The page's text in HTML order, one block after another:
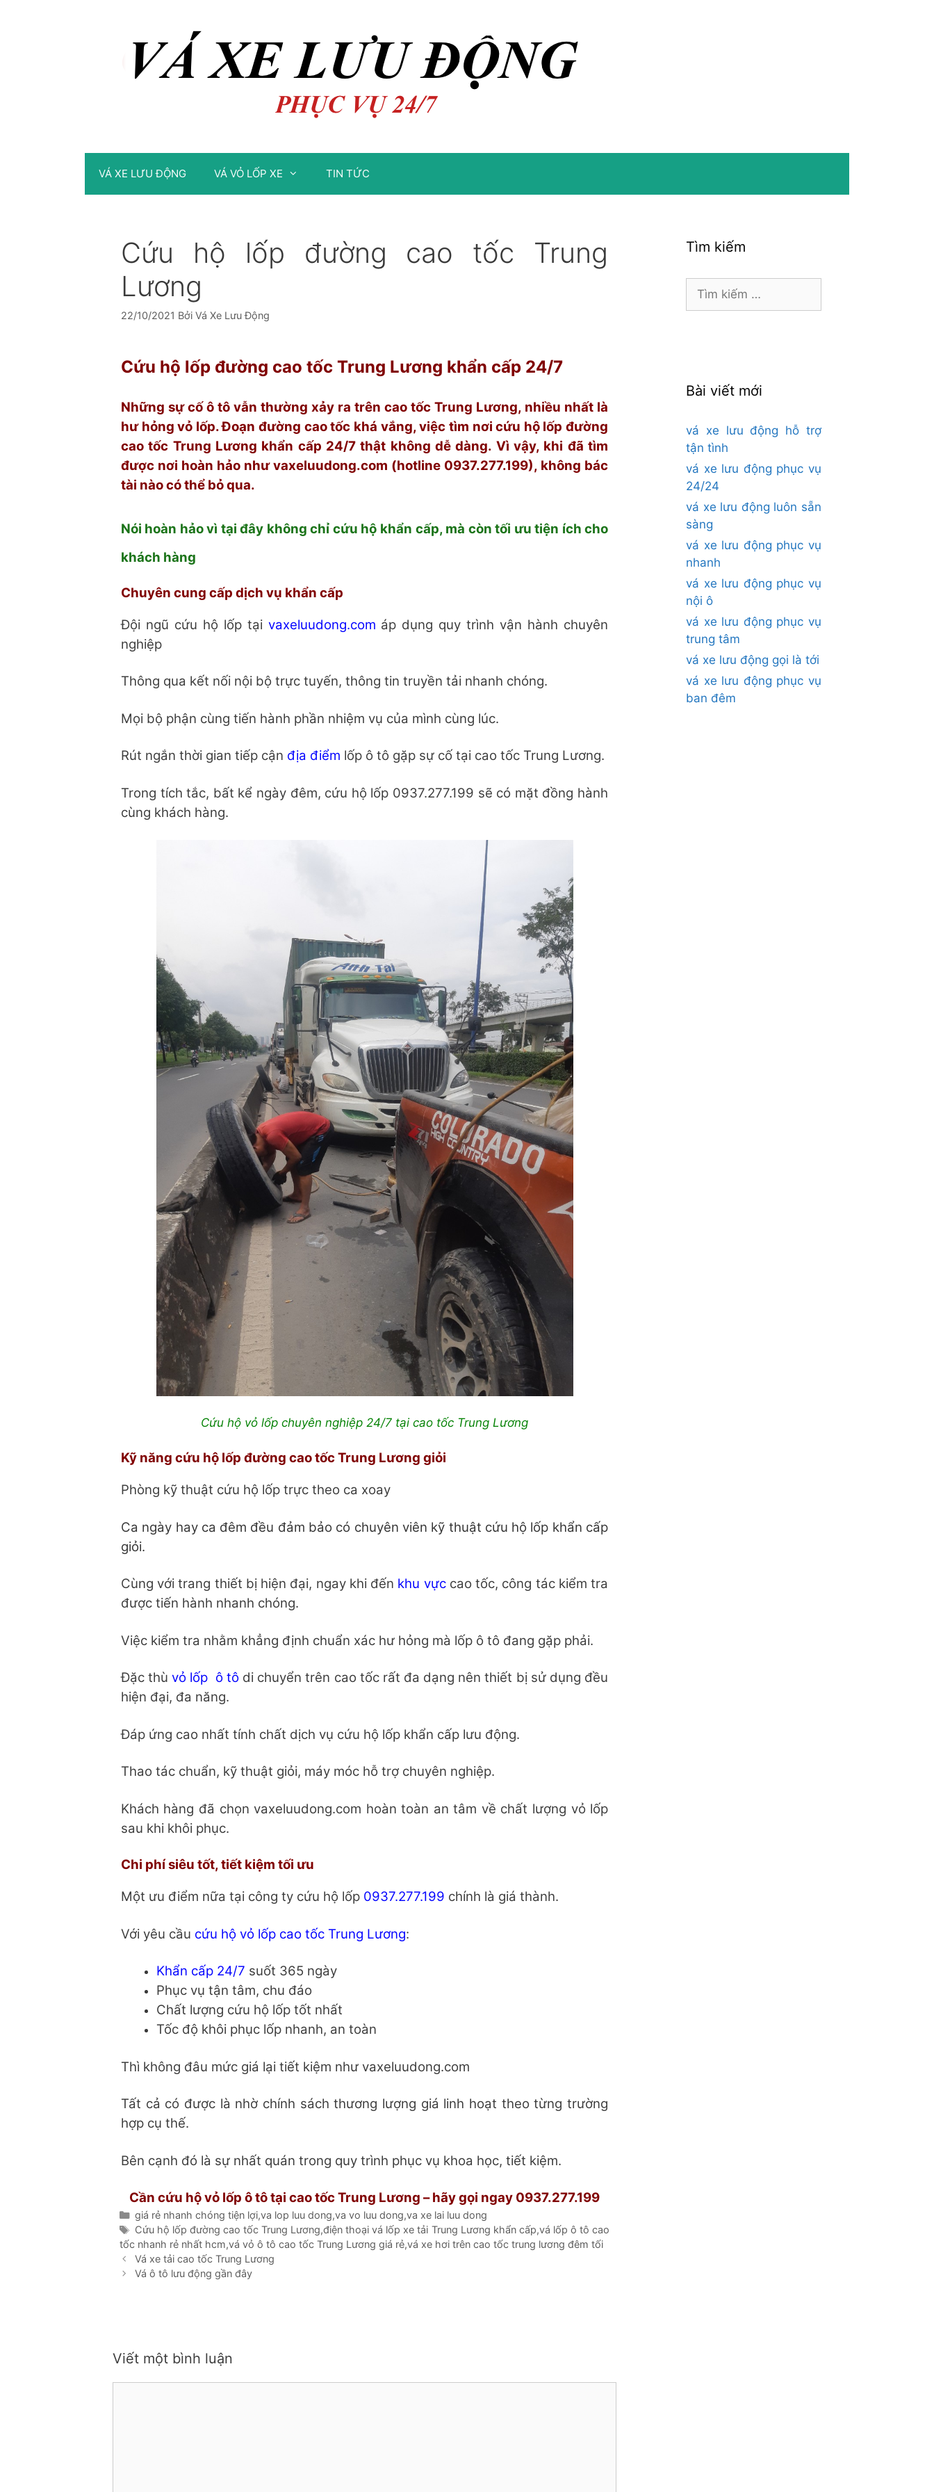
VÁ XE LƯU ĐỘNG VÁ VỎ LỐP XE TIN TỨC
Cứu hộ lốp đường cao tốc Trung
Lương
22/10/2021 Bởi Vá Xe Lưu Động
Cứu hộ lốp đường cao tốc Trung Lương khẩn cấp 24/7
Những sự cố ô tô vẫn thường xảy ra trên cao tốc Trung Lương, nhiều nhất là
hư hỏng vỏ lốp. Đoạn đường cao tốc khá vắng, việc tìm nơi cứu hộ lốp đường
cao tốc Trung Lương khẩn cấp 24/7 thật không dễ dàng. Vì vậy, khi đã tìm
được nơi hoàn hảo như vaxeluudong.com (hotline 0937.277.199), không bác
tài nào có thể bỏ qua.
Nói hoàn hảo vì tại đây không chỉ cứu hộ khẩn cấp, mà còn tối ưu tiện ích cho
khách hàng
Chuyên cung cấp dịch vụ khẩn cấp
Đội ngũ cứu hộ lốp tại vaxeluudong.com áp dụng quy trình vận hành chuyên
nghiệp
Thông qua kết nối nội bộ trực tuyến, thông tin truyền tải nhanh chóng.
Mọi bộ phận cùng tiến hành phần nhiệm vụ của mình cùng lúc.
Rút ngắn thời gian tiếp cận địa điểm lốp ô tô gặp sự cố tại cao tốc Trung Lương.
Trong tích tắc, bất kể ngày đêm, cứu hộ lốp 0937.277.199 sẽ có mặt đồng hành
cùng khách hàng.
Cứu hộ vỏ lốp chuyên nghiệp 24/7 tại cao tốc Trung Lương
Kỹ năng cứu hộ lốp đường cao tốc Trung Lương giỏi
Phòng kỹ thuật cứu hộ lốp trực theo ca xoay
Ca ngày hay ca đêm đều đảm bảo có chuyên viên kỹ thuật cứu hộ lốp khẩn cấp
giỏi.
Cùng với trang thiết bị hiện đại, ngay khi đến khu vựccao tốc, công tác kiểm tra
được tiến hành nhanh chóng.
Việc kiểm tra nhằm khẳng định chuẩn xác hư hỏng mà lốp ô tô đang gặp phải.
Đặc thùvỏ lốp ô tôdi chuyển trên cao tốc rất đa dạng nên thiết bị sử dụng đều
hiện đại, đa năng.
Đáp ứng cao nhất tính chất dịch vụ cứu hộ lốp khẩn cấp lưu động.
Thao tác chuẩn, kỹ thuật giỏi, máy móc hỗ trợ chuyên nghiệp.
Khách hàng đã chọn vaxeluudong.com hoàn toàn an tâm về chất lượng vỏ lốp
sau khi khôi phục.
Chi phí siêu tốt, tiết kiệm tối ưu
Một ưu điểm nữa tại công ty cứu hộ lốp 0937.277.199 chính là giá thành.
Với yêu cầu cứu hộ vỏ lốp cao tốc Trung Lương:
Khẩn cấp 24/7 suốt 365 ngày
Phục vụ tận tâm, chu đáo
Chất lượng cứu hộ lốp tốt nhất
Tốc độ khôi phục lốp nhanh, an toàn
Thì không đâu mức giá lại tiết kiệm như vaxeluudong.com
Tất cả có được là nhờ chính sách thương lượng giá linh hoạt theo từng trường
hợp cụ thế.
Bên cạnh đó là sự nhất quán trong quy trình phục vụ khoa học, tiết kiệm.
Cần cứu hộ vỏ lốp ô tô tại cao tốc Trung Lương – hãy gọi ngay 0937.277.199
Danh
mục
giá rẻ nhanh chóng tiện lợi,va lop luu dong,va vo luu dong,va xe lai luu dong
Thẻ
Cứu hộ lốp đường cao tốc Trung Lương,điện thoại vá lốp xe tải Trung Lương khẩn cấp,vá lốp ô tô cao
tốc nhanh rẻ nhất hcm,vá vỏ ô tô cao tốc Trung Lương giá rẻ,vá xe hơi trên cao tốc trung lương đêm tối
Vá xe tải cao tốc Trung Lương
Vá ô tô lưu động gần đây
Viết một bình luận
Tìm kiếm
Tìm
Bài viết mới
vá xe lưu động hỗ trợ
tận tình
vá xe lưu động phục vụ
24/24
vá xe lưu động luôn sẵn
sàng
vá xe lưu động phục vụ
nhanh
vá xe lưu động phục vụ
nội ô
vá xe lưu động phục vụ
trung tâm
vá xe lưu động gọi là tới
vá xe lưu động phục vụ
ban đêm